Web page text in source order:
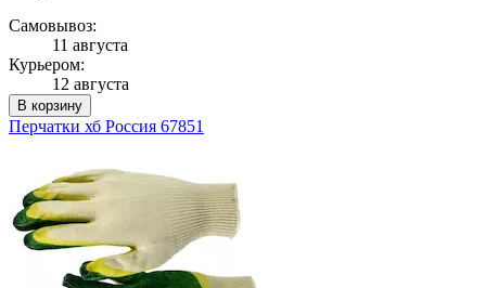
Самовывоз:
11 августа
Курьером:
12 августа
В корзину
Перчатки хб Россия 67851